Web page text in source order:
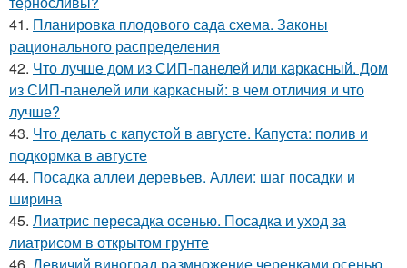
41. Планировка плодового сада схема. Законы
рационального распределения
42. Что лучше дом из СИП-панелей или каркасный. Дом
из СИП-панелей или каркасный: в чем отличия и что
лучше?
43. Что делать с капустой в августе. Капуста: полив и
подкормка в августе
44. Посадка аллеи деревьев. Аллеи: шаг посадки и
ширина
45. Лиатрис пересадка осенью. Посадка и уход за
лиатрисом в открытом грунте